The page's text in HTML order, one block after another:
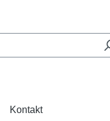
Kontakt